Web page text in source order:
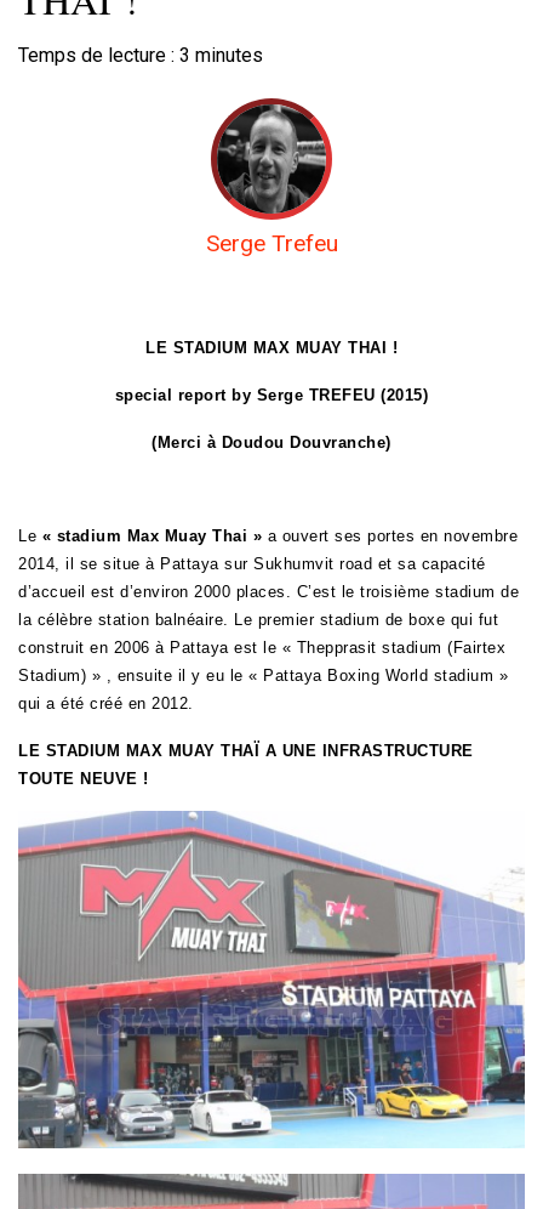
Temps de lecture : 3 minutes
Serge Trefeu
LE STADIUM MAX MUAY THAI !
special report by Serge TREFEU (2015)
(Merci à Doudou Douvranche)
Le « stadium Max Muay Thai » a ouvert ses portes en novembre
2014, il se situe à Pattaya sur Sukhumvit road et sa capacité
d’accueil est d’environ 2000 places. C’est le troisième stadium de
la célèbre station balnéaire. Le premier stadium de boxe qui fut
construit en 2006 à Pattaya est le « Thepprasit stadium (Fairtex
Stadium) » , ensuite il y eu le « Pattaya Boxing World stadium »
qui a été créé en 2012.
LE STADIUM MAX MUAY THAÏ A UNE INFRASTRUCTURE
TOUTE NEUVE !